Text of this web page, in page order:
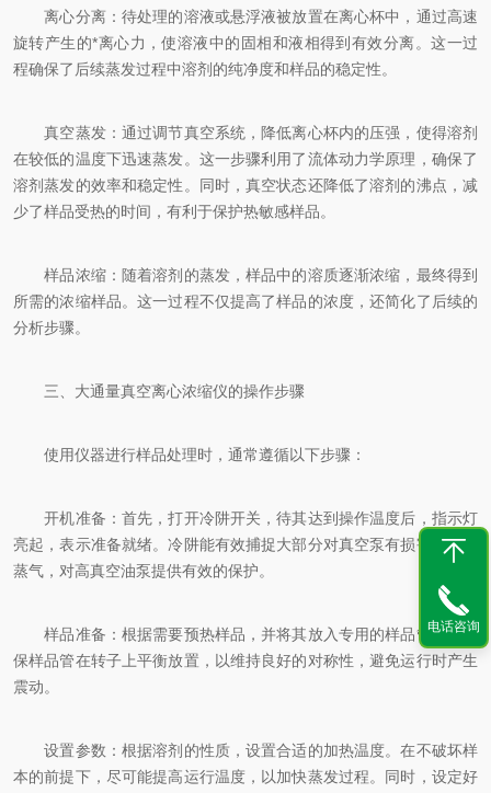
离心分离：待处理的溶液或悬浮液被放置在离心杯中，通过高速
旋转产生的*离心力，使溶液中的固相和液相得到有效分离。这一过
程确保了后续蒸发过程中溶剂的纯净度和样品的稳定性。
真空蒸发：通过调节真空系统，降低离心杯内的压强，使得溶剂
在较低的温度下迅速蒸发。这一步骤利用了流体动力学原理，确保了
溶剂蒸发的效率和稳定性。同时，真空状态还降低了溶剂的沸点，减
少了样品受热的时间，有利于保护热敏感样品。
样品浓缩：随着溶剂的蒸发，样品中的溶质逐渐浓缩，最终得到
所需的浓缩样品。这一过程不仅提高了样品的浓度，还简化了后续的
分析步骤。
三、大通量真空离心浓缩仪的操作步骤
使用仪器进行样品处理时，通常遵循以下步骤：
开机准备：首先，打开冷阱开关，待其达到操作温度后，指示灯
亮起，表示准备就绪。冷阱能有效捕捉大部分对真空泵有损害的溶剂
蒸气，对高真空油泵提供有效的保护。
样品准备：根据需要预热样品，并将其放入专用的样品管中。确
保样品管在转子上平衡放置，以维持良好的对称性，避免运行时产生
震动。
设置参数：根据溶剂的性质，设置合适的加热温度。在不破坏样
本的前提下，尽可能提高运行温度，以加快蒸发过程。同时，设定好
电话咨询